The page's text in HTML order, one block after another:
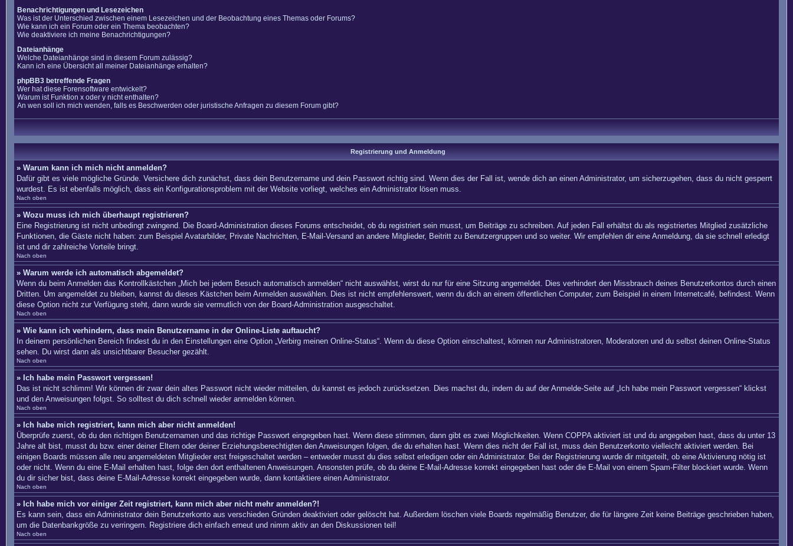
Benachrichtigungen und Lesezeichen
Was ist der Unterschied zwischen einem Lesezeichen und der Beobachtung eines Themas oder Forums?
Wie kann ich ein Forum oder ein Thema beobachten?
Wie deaktiviere ich meine Benachrichtigungen?
Dateianhänge
Welche Dateianhänge sind in diesem Forum zulässig?
Kann ich eine Übersicht all meiner Dateianhänge erhalten?
phpBB3 betreffende Fragen
Wer hat diese Forensoftware entwickelt?
Warum ist Funktion x oder y nicht enthalten?
An wen soll ich mich wenden, falls es Beschwerden oder juristische Anfragen zu diesem Forum gibt?
Registrierung und Anmeldung
» Warum kann ich mich nicht anmelden?
Dafür gibt es viele mögliche Gründe. Versichere dich zunächst, dass dein Benutzername und dein Passwort richtig sind. Wenn dies der Fall ist, wende dich an einen Administrator, um sicherzugehen, dass du nicht gesperrt
wurdest. Es ist ebenfalls möglich, dass ein Konfigurationsproblem mit der Website vorliegt, welches ein Administrator lösen muss.
Nach oben
» Wozu muss ich mich überhaupt registrieren?
Eine Registrierung ist nicht unbedingt zwingend. Die Board-Administration dieses Forums entscheidet, ob du registriert sein musst, um Beiträge zu schreiben. Auf jeden Fall erhältst du als registriertes Mitglied zusätzliche
Funktionen, die Gäste nicht haben: zum Beispiel Avatarbilder, Private Nachrichten, E-Mail-Versand an andere Mitglieder, Beitritt zu Benutzergruppen und so weiter. Wir empfehlen dir eine Anmeldung, da sie schnell erledigt
ist und dir zahlreiche Vorteile bringt.
Nach oben
» Warum werde ich automatisch abgemeldet?
Wenn du beim Anmelden das Kontrollkästchen „Mich bei jedem Besuch automatisch anmelden“ nicht auswählst, wirst du nur für eine Sitzung angemeldet. Dies verhindert den Missbrauch deines Benutzerkontos durch einen
Dritten. Um angemeldet zu bleiben, kannst du dieses Kästchen beim Anmelden auswählen. Dies ist nicht empfehlenswert, wenn du dich an einem öffentlichen Computer, zum Beispiel in einem Internetcafé, befindest. Wenn
diese Option nicht zur Verfügung steht, dann wurde sie vermutlich von der Board-Administration ausgeschaltet.
Nach oben
» Wie kann ich verhindern, dass mein Benutzername in der Online-Liste auftaucht?
In deinem persönlichen Bereich findest du in den Einstellungen eine Option „Verbirg meinen Online-Status“. Wenn du diese Option einschaltest, können nur Administratoren, Moderatoren und du selbst deinen Online-Status
sehen. Du wirst dann als unsichtbarer Besucher gezählt.
Nach oben
» Ich habe mein Passwort vergessen!
Das ist nicht schlimm! Wir können dir zwar dein altes Passwort nicht wieder mitteilen, du kannst es jedoch zurücksetzen. Dies machst du, indem du auf der Anmelde-Seite auf „Ich habe mein Passwort vergessen“ klickst
und den Anweisungen folgst. So solltest du dich schnell wieder anmelden können.
Nach oben
» Ich habe mich registriert, kann mich aber nicht anmelden!
Überprüfe zuerst, ob du den richtigen Benutzernamen und das richtige Passwort eingegeben hast. Wenn diese stimmen, dann gibt es zwei Möglichkeiten. Wenn COPPAaktiviert ist und du angegeben hast, dass du unter 13
Jahre alt bist, musst du bzw. einer deiner Eltern oder deiner Erziehungsberechtigten den Anweisungen folgen, die du erhalten hast. Wenn dies nicht der Fall ist, muss dein Benutzerkonto vielleicht aktiviert werden. Bei
einigen Boards müssen alle neu angemeldeten Mitglieder erst freigeschaltet werden – entweder musst du dies selbst erledigen oder ein Administrator. Bei der Registrierung wurde dir mitgeteilt, ob eine Aktivierung nötig ist
oder nicht. Wenn du eine E-Mail erhalten hast, folge den dort enthaltenen Anweisungen. Ansonsten prüfe, ob du deine E-Mail-Adresse korrekt eingegeben hast oder die E-Mail von einem Spam-Filter blockiert wurde. Wenn
du dir sicher bist, dass deine E-Mail-Adresse korrekt eingegeben wurde, dann kontaktiere einen Administrator.
Nach oben
» Ich habe mich vor einiger Zeit registriert, kann mich aber nicht mehr anmelden?!
Es kann sein, dass ein Administrator dein Benutzerkonto aus verschieden Gründen deaktiviert oder gelöscht hat. Außerdem löschen viele Boards regelmäßig Benutzer, die für längere Zeit keine Beiträge geschrieben haben,
um die Datenbankgröße zu verringern. Registriere dich einfach erneut und nimm aktiv an den Diskussionen teil!
Nach oben